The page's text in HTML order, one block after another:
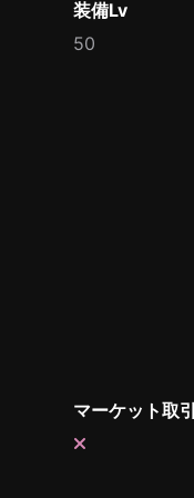
装備Lv
50
マーケット取